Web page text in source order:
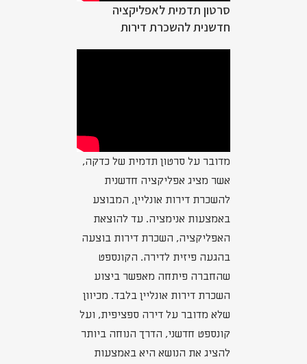
סרטון תדמית לאפליקציה
חדשנית להשכרת דירות
מדובר על סרטון תדמית של כדקה,
אשר מציג אפליקציה חדשנית
להשכרת דירות אונליין, המבוצע
באמצעות אנימציה. עד להוצאת
האפליקציה, השכרת דירות בוצעה
בהגעה פיזית לדירה. הקונספט
שהחברה פיתחה מאפשר ביצוע
השכרת דירות אונליין בלבד. מכיוון
שלא מדובר על דירה ספציפית, ועל
קונספט חדשני, הדרך הנוחה ביותר
להציג את הנושא היא באמצעות